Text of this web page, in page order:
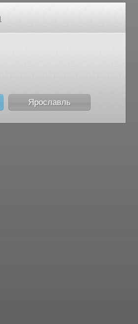
Ярославль